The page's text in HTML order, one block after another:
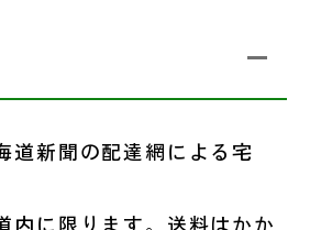
道新聞の配達網による宅
内に限ります。送料はかか